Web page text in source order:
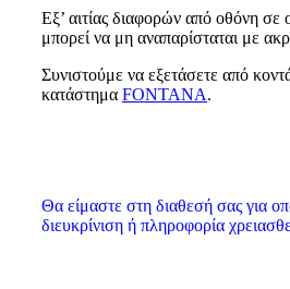
Εξ’ αιτίας διαφορών από οθόνη
μπορεί να μη αναπαρίσταται με
Συνιστούμε να εξετάσετε από
κατάστημα FONTANA.
Θα είμαστε στη διαθεσή σας για
διευκρίνιση ή πληροφορία